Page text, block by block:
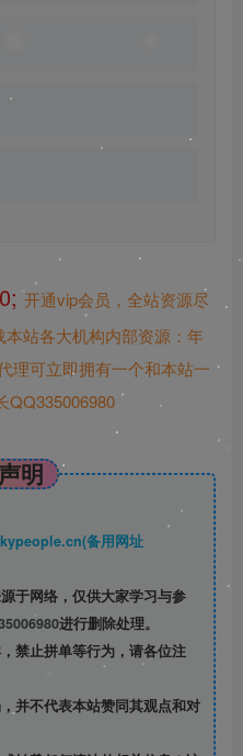
开通vip会员，全站资源尽
站各大机构内部资源：年
理可立即拥有一个和本站一
QQ335006980
明
备用网址
于网络，仅供大家学习与参
进行删除处理。
禁止拼单等行为，请各位注
并不代表本站赞同其观点和对